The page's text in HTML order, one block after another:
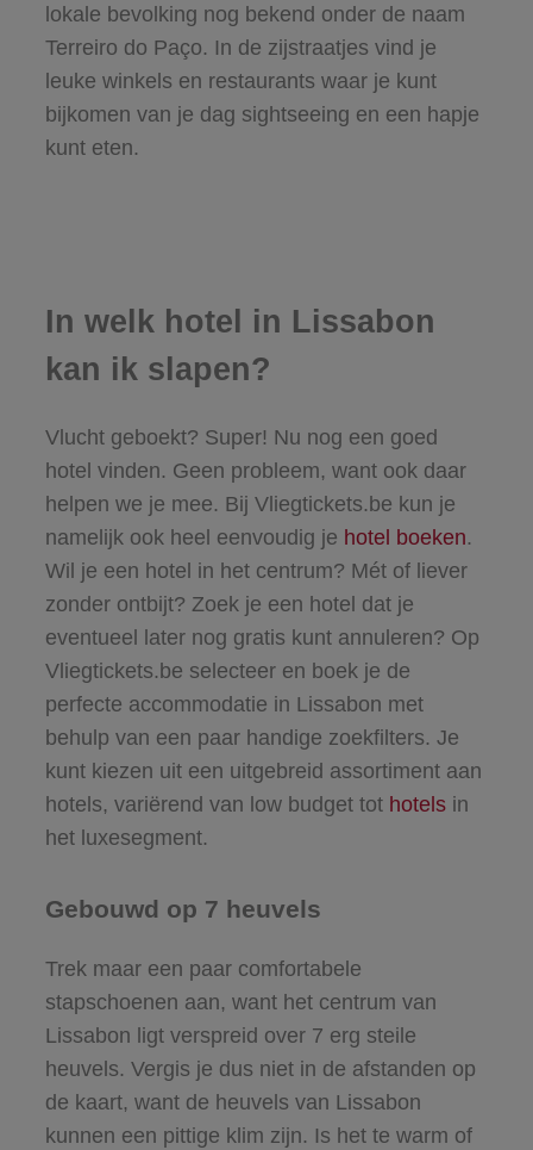
lokale bevolking nog bekend onder de naam
Terreiro do Paço. In de zijstraatjes vind je
leuke winkels en restaurants waar je kunt
bijkomen van je dag sightseeing en een hapje
kunt eten.
In welk hotel in Lissabon
kan ik slapen?
Vlucht geboekt? Super! Nu nog een goed
hotel vinden. Geen probleem, want ook daar
helpen we je mee. Bij Vliegtickets.be kun je
namelijk ook heel eenvoudig je hotel boeken.
Wil je een hotel in het centrum? Mét of liever
zonder ontbijt? Zoek je een hotel dat je
eventueel later nog gratis kunt annuleren? Op
Vliegtickets.be selecteer en boek je de
perfecte accommodatie in Lissabon met
behulp van een paar handige zoekfilters. Je
kunt kiezen uit een uitgebreid assortiment aan
hotels, variërend van low budgettot hotelsin
het luxesegment.
Gebouwd op 7 heuvels
Trek maar een paar comfortabele
stapschoenen aan, want het centrum van
Lissabon ligt verspreid over 7 erg steile
heuvels. Vergis je dus niet in de afstanden op
de kaart, want de heuvels van Lissabon
kunnen een pittige klim zijn. Is het te warm of